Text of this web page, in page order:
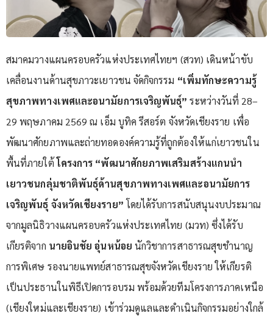
สมาคมวางแผนครอบครัวแห่งประเทศไทยฯ (สวท) เดินหน้าขับ
เคลื่อนงานด้านสุขภาวะเยาวชน จัดกิจกรรม “เพิ่มทักษะความรู้
สุขภาพทางเพศและอนามัยการเจริญพันธุ์” ระหว่างวันที่ 28–
29 พฤษภาคม 2569 ณ เอ็ม บูทิค รีสอร์ต จังหวัดเชียงราย เพื่อ
พัฒนาศักยภาพและถ่ายทอดองค์ความรู้ที่ถูกต้องให้แก่เยาวชนใน
พื้นที่ภายใต้ โครงการ “พัฒนาศักยภาพเสริมสร้างแกนนำ
เยาวชนกลุ่มชาติพันธุ์ด้านสุขภาพทางเพศและอนามัยการ
เจริญพันธุ์ จังหวัดเชียงราย” โดยได้รับการสนับสนุนงบประมาณ
จากมูลนิธิวางแผนครอบครัวแห่งประเทศไทย (มวท) ซึ่งได้รับ
เกียรติจาก นายอินชัย อุ่นหน้อย นักวิชาการสาธารณสุขชำนาญ
การพิเศษ รองนายแพทย์สาธารณสุขจังหวัดเชียงราย ให้เกียรติ
เป็นประธานในพิธีเปิดการอบรม พร้อมด้วยทีมโครงการภาคเหนือ
(เชียงใหม่และเชียงราย) เข้าร่วมดูแลและดำเนินกิจกรรมอย่างใกล้